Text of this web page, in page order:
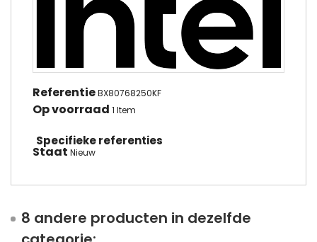
ReferentieBX80768250KF
Op voorraad 1 Item
Specifieke referenties
Staat Nieuw
8 andere producten in dezelfde